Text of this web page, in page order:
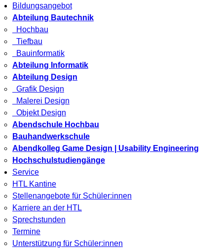
Bildungsangebot
Abteilung Bautechnik
Hochbau
Tiefbau
Bauinformatik
Abteilung Informatik
Abteilung Design
Grafik Design
Malerei Design
Objekt Design
Abendschule Hochbau
Bauhandwerkschule
Abendkolleg Game Design | Usability Engineering
Hochschulstudiengänge
Service
HTL Kantine
Stellenangebote für Schüler:innen
Karriere an der HTL
Sprechstunden
Termine
Unterstützung für Schüler:innen